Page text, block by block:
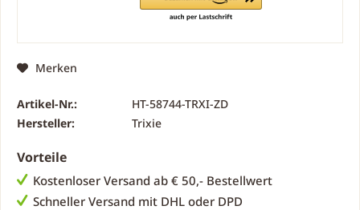
Merken
Artikel-Nr.:
HT-58744-TRXI-ZD
Hersteller:
Trixie
Vorteile
Kostenloser Versand ab € 50,- Bestellwert
Schneller Versand mit DHL oder DPD